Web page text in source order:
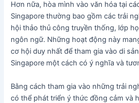
Hơn nữa, hòa mình vào văn hóa tại
Singapore thường bao gồm các trải
hội thảo thủ công truyền thống, lớp
ngôn ngữ. Những hoạt động này
cơ hội duy nhất để tham gia vào di
Singapore một cách có ý nghĩa và
Bằng cách tham gia vào những trải
có thể phát triển ý thức đồng cảm và